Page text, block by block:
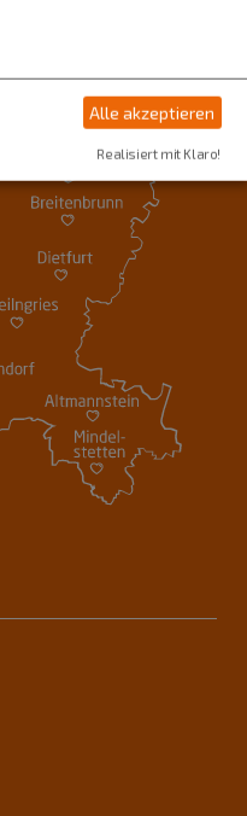
Alle akzeptieren
Realisiert mit Klaro!